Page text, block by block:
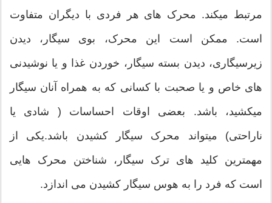
مرتبط می‏‏کند. محرک های هر فردی با دیگران متفاوت
است. ممکن است این محرک، بوی سیگار، دیدن
زیرسیگاری، دیدن بسته سیگار، خوردن غذا و یا نوشیدنی
های خاص و یا صحبت با کسانی که به همراه آنان سیگار
می‏‏کشید، باشد. بعضی اوقات احساسات ( شادی یا
ناراحتی) می‏‏تواند محرک سیگار کشیدن باشد.یکی از
مهمترین کلید های ترک سیگار، شناختن محرک هایی
است که فرد را به هوس سیگار کشیدن می ‏‏اندازد.